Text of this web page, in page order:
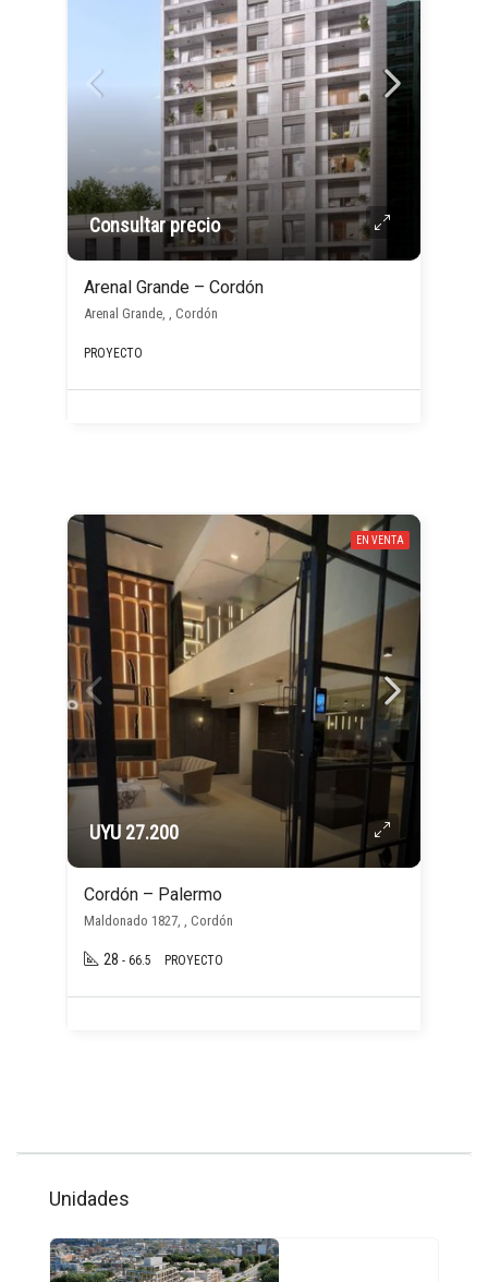
Consultar precio
Arenal Grande – Cordón
Arenal Grande, , Cordón
PROYECTO
EN VENTA
UYU 27.200
Cordón – Palermo
Maldonado 1827, , Cordón
28 - 66.5 PROYECTO
Unidades